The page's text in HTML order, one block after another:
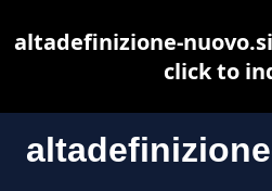
altadefinizione-
click to